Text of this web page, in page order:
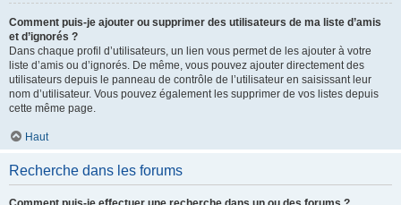
Comment puis-je ajouter ou supprimer des utilisateurs de ma liste d’amis
et d’ignorés ?
Dans chaque profil d’utilisateurs, un lien vous permet de les ajouter à votre
liste d’amis ou d’ignorés. De même, vous pouvez ajouter directement des
utilisateurs depuis le panneau de contrôle de l’utilisateur en saisissant leur
nom d’utilisateur. Vous pouvez également les supprimer de vos listes depuis
cette même page.
Haut
Recherche dans les forums